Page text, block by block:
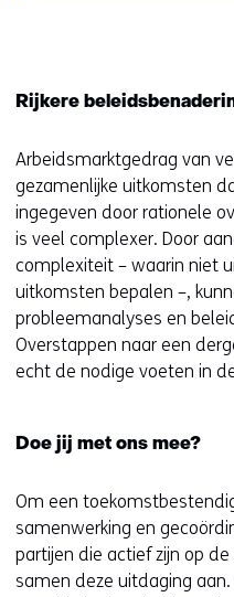
)
Rijkere
Arbeidsmarktgedrag van
gezamenlijke uitkomsten
ingegeven door rationele
is veel complexer. Door
complexiteit – waarin niet
uitkomsten bepalen –,
probleemanalyses en
Overstappen naar een
echt de nodige voeten in
Doe jij met ons mee?
Om een
samenwerking en
partijen die actief zijn op
samen deze uitdaging